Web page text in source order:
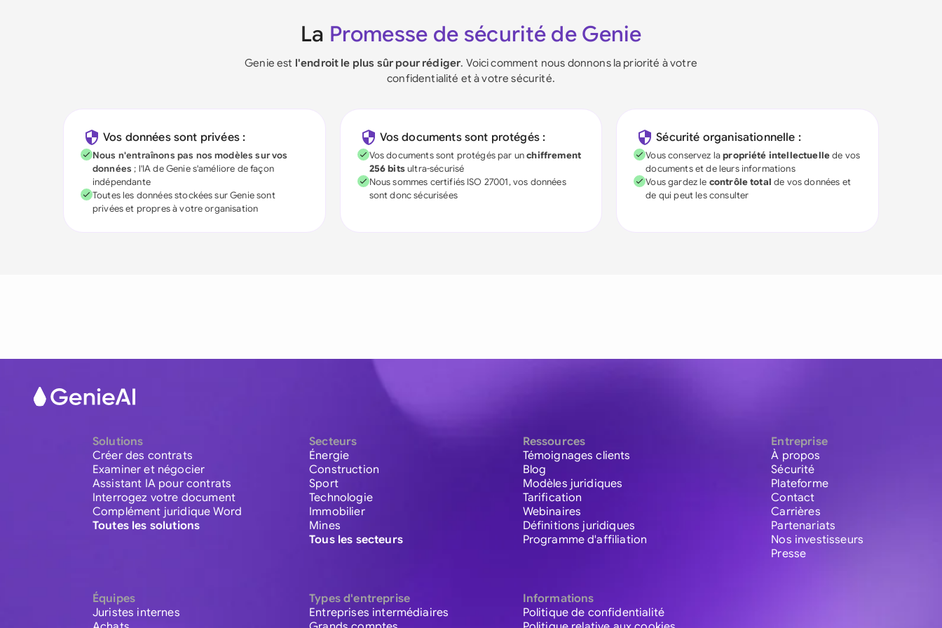
La Promesse de sécurité de Genie
Genie est l'endroit le plus sûr pour rédiger. Voici comment nous donnons la priorité à votre
confidentialité et à votre sécurité.
Vos données sont privées :
Nous n'entraînons pas nos modèles sur vos
données ; l'IA de Genie s'améliore de façon
indépendante
Toutes les données stockées sur Genie sont
privées et propres à votre organisation
Vos documents sont protégés :
Vos documents sont protégés par unchiffrement
256 bitsultra-sécurisé
Nous sommes certifiés ISO 27001, vos données
sont donc sécurisées
Sécurité organisationnelle :
Vous conservez lapropriété intellectuellede vos
documents et de leurs informations
Vous gardez le contrôle total de vos données et
de qui peut les consulter
Solutions
Créer des contrats
Examiner et négocier
Assistant IA pour contrats
Interrogez votre document
Complément juridique Word
Toutes les solutions
Équipes
Juristes internes
Secteurs
Énergie
Construction
Sport
Technologie
Immobilier
Mines
Tous les secteurs
Types d'entreprise
Entreprises intermédiaires
Ressources
Témoignages clients
Blog
Modèles juridiques
Tarification
Webinaires
Définitions juridiques
Programme d'affiliation
Informations
Politique de confidentialité
Entreprise
À propos
Sécurité
Plateforme
Contact
Carrières
Partenariats
Nos investisseurs
Presse